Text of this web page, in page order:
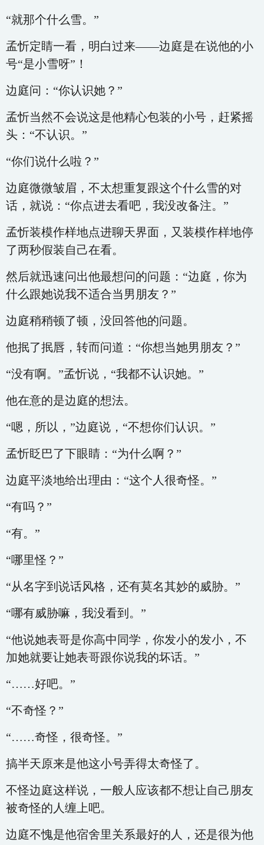
“就那个什么雪。”
孟忻定睛一看，明白过来——边庭是在说他的小
号“是小雪呀”！
边庭问：“你认识她？”
孟忻当然不会说这是他精心包装的小号，赶紧摇
头：“不认识。”
“你们说什么啦？”
边庭微微皱眉，不太想重复跟这个什么雪的对
话，就说：“你点进去看吧，我没改备注。”
孟忻装模作样地点进聊天界面，又装模作样地停
了两秒假装自己在看。
然后就迅速问出他最想问的问题：“边庭，你为
什么跟她说我不适合当男朋友？”
边庭稍稍顿了顿，没回答他的问题。
他抿了抿唇，转而问道：“你想当她男朋友？”
“没有啊。”孟忻说，“我都不认识她。”
他在意的是边庭的想法。
“嗯，所以，”边庭说，“不想你们认识。”
孟忻眨巴了下眼睛：“为什么啊？”
边庭平淡地给出理由：“这个人很奇怪。”
“有吗？”
“有。”
“哪里怪？”
“从名字到说话风格，还有莫名其妙的威胁。”
“哪有威胁嘛，我没看到。”
“他说她表哥是你高中同学，你发小的发小，不
加她就要让她表哥跟你说我的坏话。”
“……好吧。”
“不奇怪？”
“……奇怪，很奇怪。”
搞半天原来是他这小号弄得太奇怪了。
不怪边庭这样说，一般人应该都不想让自己朋友
被奇怪的人缠上吧。
边庭不愧是他宿舍里关系最好的人，还是很为他